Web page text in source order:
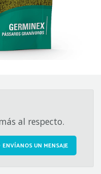
al respecto.
ENVÍANOS UN MENSAJE